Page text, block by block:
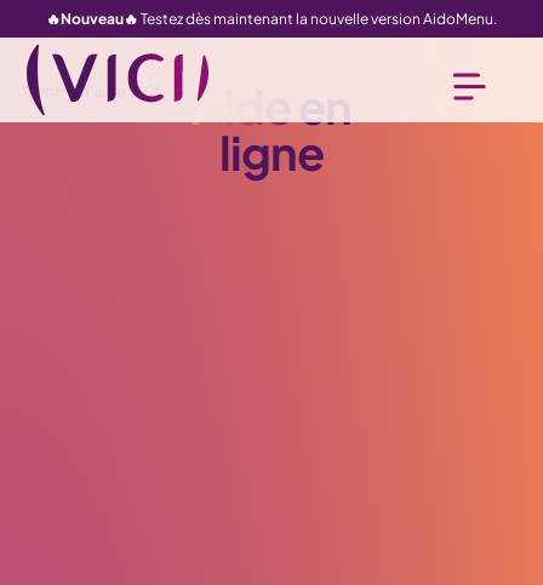
🔥Nouveau🔥 Testez dès maintenant la nouvelle version AidoMenu.
Centre d'aide VICI Aideen
ligne